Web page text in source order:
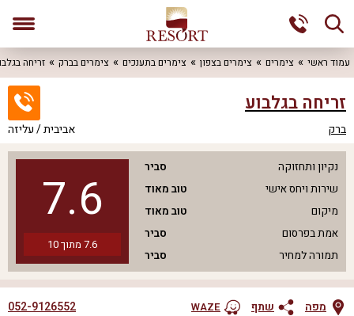
עמוד ראשי צימרים צימרים בצפון צימרים בתענכים צימרים בברק זריחה
זריחה בגלבוע
ברק אביבית / עליזה
נקיון ותחזוקה
סביר
שירות ויחס אישי
טוב מאוד
מיקום
טוב מאוד
אמת בפרסום
סביר
תמורה למחיר
סביר
7.6
7.6 מתוך10
מפה שתף WAZE
052-9126552